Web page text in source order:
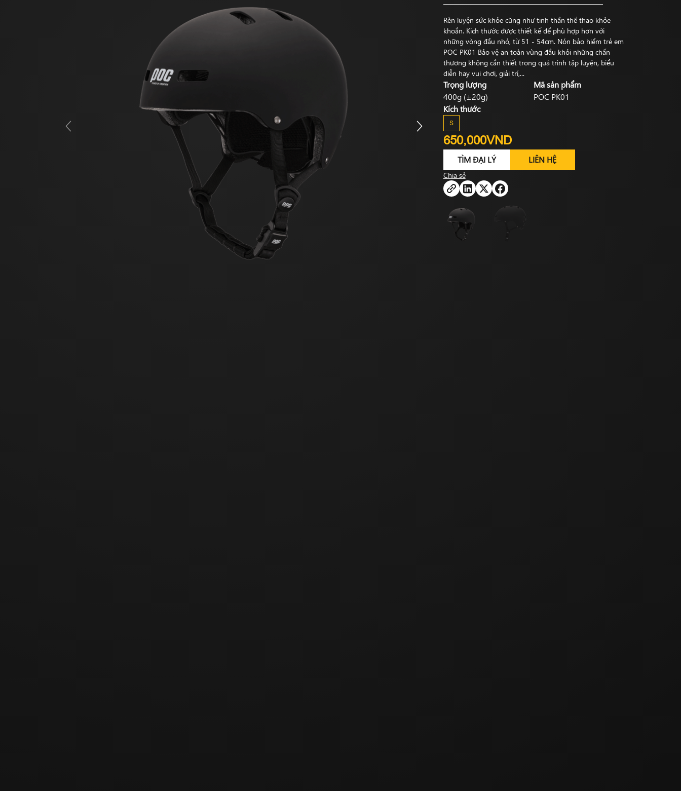
Rèn luyện sức khỏe cũng như tinh thần thể thao khỏe
khoắn. Kích thước được thiết kế để phù hợp hơn với
những vòng đầu nhỏ, từ 51 - 54cm. Nón bảo hiểm trẻ em
POC PK01 Bảo vệ an toàn vùng đầu khỏi những chấn
thương không cần thiết trong quá trình tập luyện, biểu
diễn hay vui chơi, giải trí,...
Trọng lượng
400g (±20g)
Mã sản phẩm
POC PK01
Kích thước
S
650,000VND
TÌM ĐẠI LÝ LIÊN HỆ
Chia sẻ